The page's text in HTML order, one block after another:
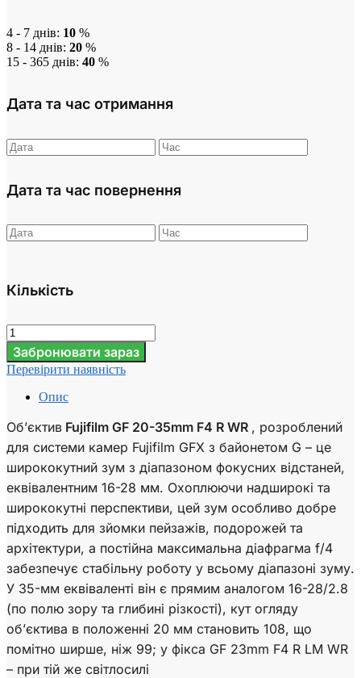
4 - 7 днів: 10 %
8 - 14 днів: 20 %
15 - 365 днів: 40 %
Дата та час отримання
Дата та час повернення
Кількість
Забронювати зараз
Перевірити наявність
Опис
Об’єктив Fujifilm GF 20-35mm F4 R WR , розроблений
для системи камер Fujifilm GFX з байонетом G – це
ширококутний зум з діапазоном фокусних відстаней,
еквівалентним 16-28 мм. Охоплюючи надширокі та
ширококутні перспективи, цей зум особливо добре
підходить для зйомки пейзажів, подорожей та
архітектури, а постійна максимальна діафрагма f/4
забезпечує стабільну роботу у всьому діапазоні зуму.
У 35-мм еквіваленті він є прямим аналогом 16-28/2.8
(по полю зору та глибині різкості), кут огляду
об’єктива в положенні 20 мм становить 108, що
помітно ширше, ніж 99; у фікса GF 23mm F4 R LM WR
– при тій же світлосилі